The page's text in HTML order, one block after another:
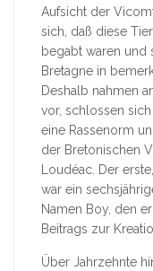
Aufsicht der
sich, daß diese
begabt waren und
Bretagne in
Deshalb nahmen
vor, schlossen
eine Rassenorm
der Bretonischen
Loudéac. Der
war ein
Namen Boy, den
Beitrags zur
Über Jahrzehnte